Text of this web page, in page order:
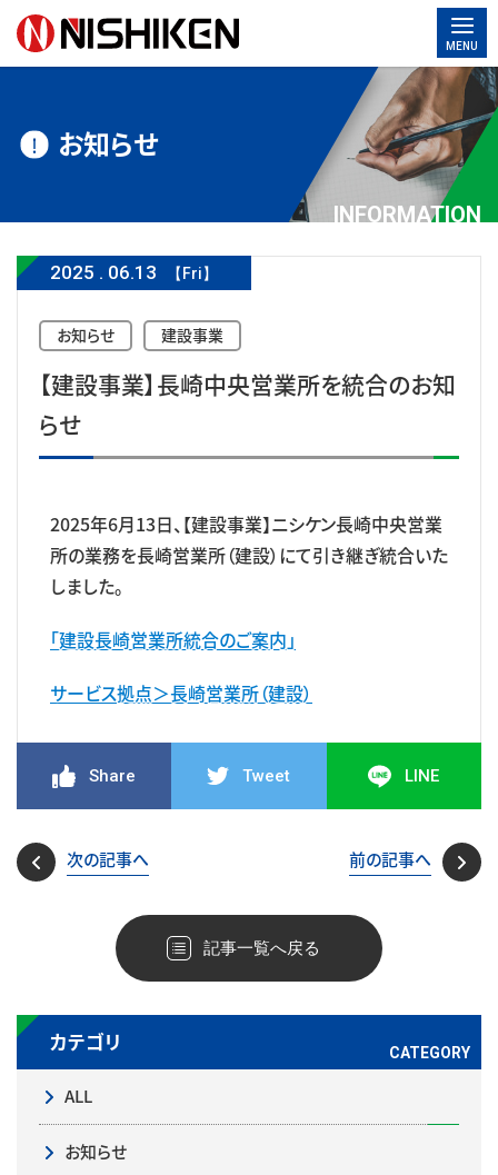
お知らせ
INFORMATION
2025 . 06.13 【Fri】
お知らせ 建設事業
【建設事業】長崎中央営業所を統合のお知
らせ
2025年6月13日、【建設事業】ニシケン長崎中央営業
所の業務を長崎営業所（建設）にて引き継ぎ統合いた
しました。
「建設長崎営業所統合のご案内」
サービス拠点＞長崎営業所（建設）
Share Tweet LINE
次の記事へ
記事一覧へ戻る
前の記事へ
カテゴリ
ALL
お知らせ
MENU